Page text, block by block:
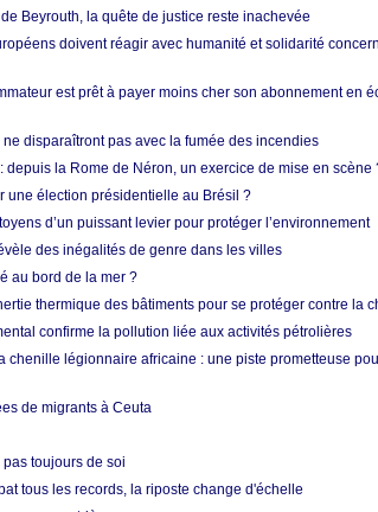
Beyrouth, la quête de justice reste inachevée
doivent réagir avec humanité et solidarité
est prêt à payer moins cher son abonnement en
disparaîtront pas avec la fumée des incendies
la Rome de Néron, un exercice de mise en scène
une élection présidentielle au Brésil ?
d’un puissant levier pour protéger l’environnement
des inégalités de genre dans les villes
au bord de la mer ?
thermique des bâtiments pour se protéger contre la
confirme la pollution liée aux activités pétrolières
chenille légionnaire africaine : une piste prometteuse
de migrants à Ceuta
toujours de soi
tous les records, la riposte change d'échelle